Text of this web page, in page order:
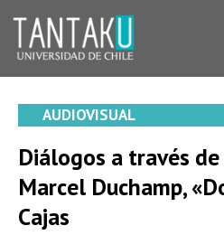
content
AUDIOVISUAL
Diálogos a través
Marcel Duchamp,
Cajas